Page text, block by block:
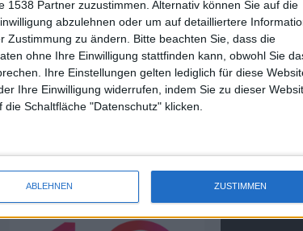
Partner zuzustimmen. Alternativ können Sie auf die
abzulehnen oder um auf detailliertere
Zustimmung zu ändern.
Bitte beachten Sie, dass die
ohne Ihre Einwilligung stattfinden kann, obwohl Sie
Ihre Einstellungen gelten lediglich für diese
Ihre Einwilligung widerrufen, indem Sie zu dieser
Schaltfläche "Datenschutz" klicken.
ABLEHNEN ZUSTIMMEN
iOS 12.1.3, macOS 10.14.3,
watchOS 5.1.3 und tvOS 12.1.2
sowie Firmwareupdate für den